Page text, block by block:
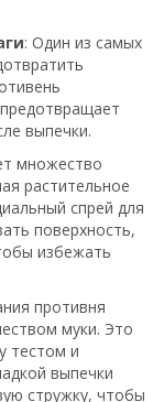
: Один из самых
выпечки.
множество
растительное
спрей для
поверхность,
избежать
противня
муки. Это
тестом и
выпечки
стружку, чтобы